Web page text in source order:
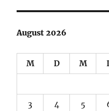
August 2026
M D M
3 4 5